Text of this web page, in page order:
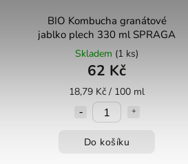
BIO Kombucha granátové
jablko plech 330 ml SPRAGA
Skladem (1 ks)
62 Kč
18,79 Kč / 100 ml
Do košíku